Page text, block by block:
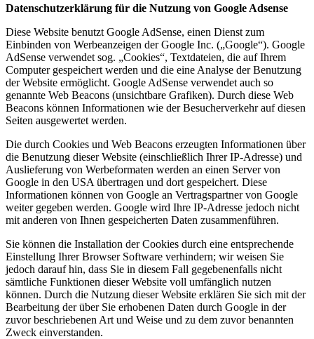
Datenschutzerklärung für die Nutzung von Google Adsense
Diese Website benutzt Google AdSense, einen Dienst zum
Einbinden von Werbeanzeigen der Google Inc. („Google“). Google
AdSense verwendet sog. „Cookies“, Textdateien, die auf Ihrem
Computer gespeichert werden und die eine Analyse der Benutzung
der Website ermöglicht. Google AdSense verwendet auch so
genannte Web Beacons (unsichtbare Grafiken). Durch diese Web
Beacons können Informationen wie der Besucherverkehr auf diesen
Seiten ausgewertet werden.
Die durch Cookies und Web Beacons erzeugten Informationen über
die Benutzung dieser Website (einschließlich Ihrer IP-Adresse) und
Auslieferung von Werbeformaten werden an einen Server von
Google in den USA übertragen und dort gespeichert. Diese
Informationen können von Google an Vertragspartner von Google
weiter gegeben werden. Google wird Ihre IP-Adresse jedoch nicht
mit anderen von Ihnen gespeicherten Daten zusammenführen.
Sie können die Installation der Cookies durch eine entsprechende
Einstellung Ihrer Browser Software verhindern; wir weisen Sie
jedoch darauf hin, dass Sie in diesem Fall gegebenenfalls nicht
sämtliche Funktionen dieser Website voll umfänglich nutzen
können. Durch die Nutzung dieser Website erklären Sie sich mit der
Bearbeitung der über Sie erhobenen Daten durch Google in der
zuvor beschriebenen Art und Weise und zu dem zuvor benannten
Zweck einverstanden.